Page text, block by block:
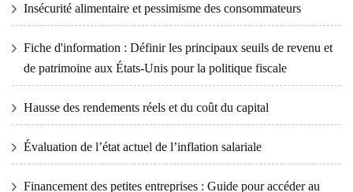
Insécurité alimentaire et pessimisme des consommateurs
Fiche d'information : Définir les principaux seuils de revenu et
de patrimoine aux États-Unis pour la politique fiscale
Hausse des rendements réels et du coût du capital
Évaluation de l’état actuel de l’inflation salariale
Financement des petites entreprises : Guide pour accéder au